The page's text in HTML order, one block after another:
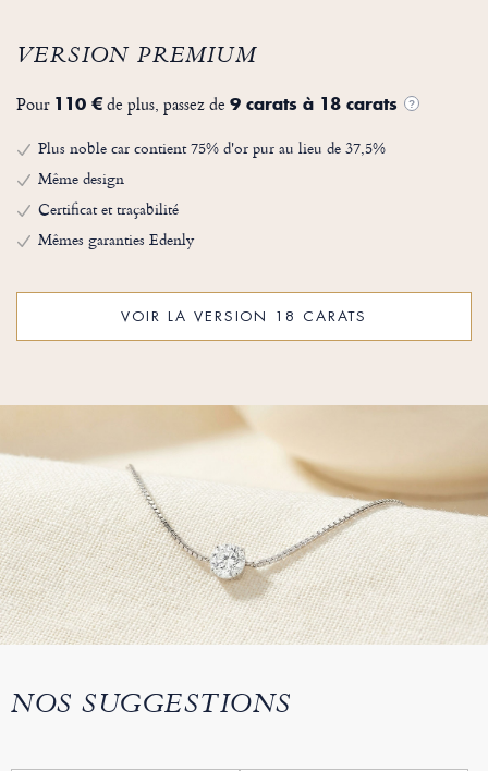
VERSION PREMIUM
Pour 110 €de plus, passez de 9 carats à 18 carats ?
Plus noble car contient 75% d'or pur au lieu de 37,5%
Même design
Certificat et traçabilité
Mêmes garanties Edenly
VOIR LA VERSION 18 CARATS
NOS SUGGESTIONS